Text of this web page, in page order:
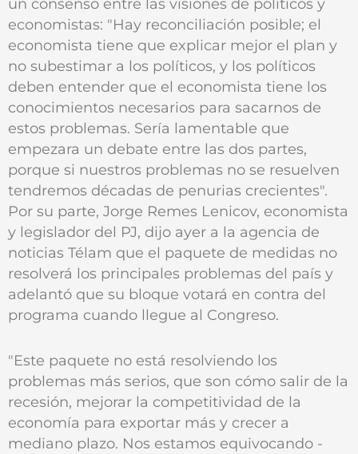
un consenso entre las visiones de políticos y
economistas: "Hay reconciliación posible; el
economista tiene que explicar mejor el plan y
no subestimar a los políticos, y los políticos
deben entender que el economista tiene los
conocimientos necesarios para sacarnos de
estos problemas. Sería lamentable que
empezara un debate entre las dos partes,
porque si nuestros problemas no se resuelven
tendremos décadas de penurias crecientes".
Por su parte, Jorge Remes Lenicov, economista
y legislador del PJ, dijo ayer a la agencia de
noticias Télam que el paquete de medidas no
resolverá los principales problemas del país y
adelantó que su bloque votará en contra del
programa cuando llegue al Congreso.
"Este paquete no está resolviendo los
problemas más serios, que son cómo salir de la
recesión, mejorar la competitividad de la
economía para exportar más y crecer a
mediano plazo. Nos estamos equivocando -